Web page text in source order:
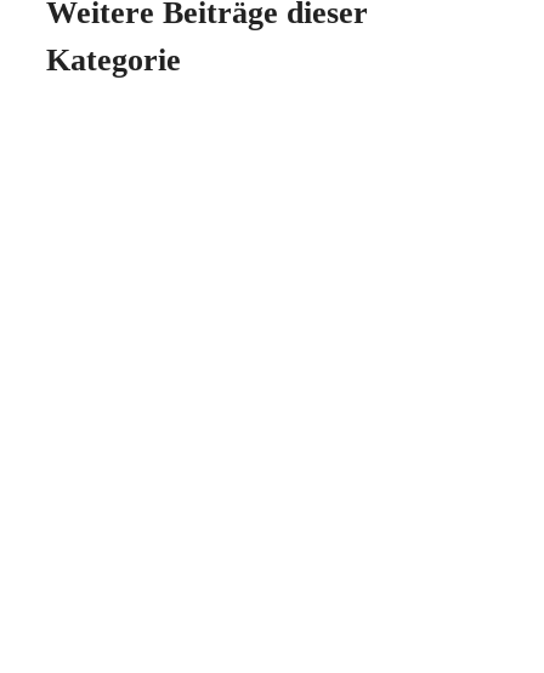
Weitere Beiträge dieser
Kategorie